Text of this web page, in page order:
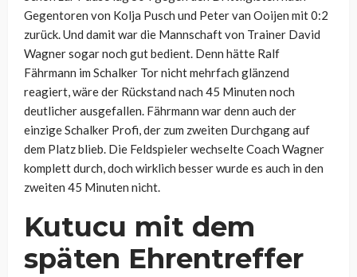
Gegentoren von Kolja Pusch und Peter van Ooijen mit 0:2
zurück. Und damit war die Mannschaft von Trainer David
Wagner sogar noch gut bedient. Denn hätte Ralf
Fährmann im Schalker Tor nicht mehrfach glänzend
reagiert, wäre der Rückstand nach 45 Minuten noch
deutlicher ausgefallen. Fährmann war denn auch der
einzige Schalker Profi, der zum zweiten Durchgang auf
dem Platz blieb. Die Feldspieler wechselte Coach Wagner
komplett durch, doch wirklich besser wurde es auch in den
zweiten 45 Minuten nicht.
Kutucu mit dem
späten Ehrentreffer